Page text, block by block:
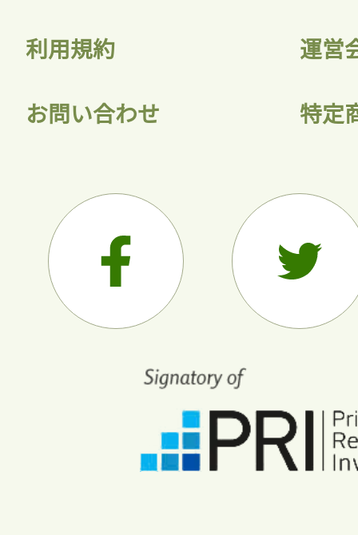
利用規約 運営
お問い合わせ 特定